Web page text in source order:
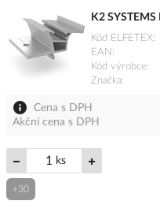
K2
Kód ELFETEX
EAN
Kód výrobce
Značka
Cena s DPH
Akční cena s DPH
ks
+30